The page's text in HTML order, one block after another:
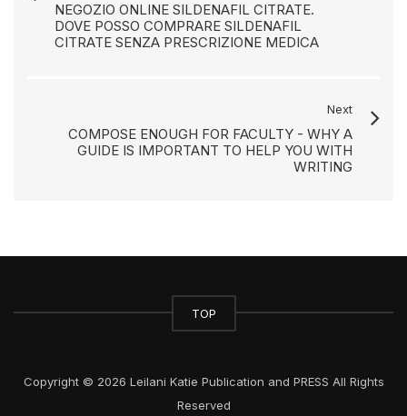
NEGOZIO ONLINE SILDENAFIL CITRATE.
DOVE POSSO COMPRARE SILDENAFIL
CITRATE SENZA PRESCRIZIONE MEDICA
Next
COMPOSE ENOUGH FOR FACULTY - WHY A
GUIDE IS IMPORTANT TO HELP YOU WITH
WRITING
TOP
Copyright © 2026 Leilani Katie Publication and PRESS All Rights
Reserved